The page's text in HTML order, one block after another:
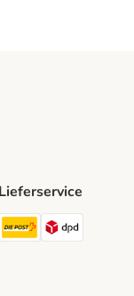
Method
Lieferservice
Die Post